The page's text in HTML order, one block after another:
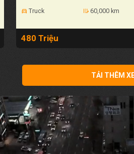
directions_car Truck edit_road 60,000 km
480 Triệu
TẢI THÊM